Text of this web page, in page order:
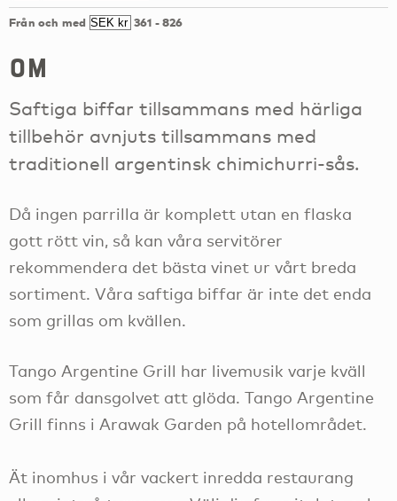
Från och med 361 -826
om
Saftiga biffar tillsammans med härliga
tillbehör avnjuts tillsammans med
traditionell argentinsk chimichurri-sås.
Då ingen parrilla är komplett utan en flaska
gott rött vin, så kan våra servitörer
rekommendera det bästa vinet ur vårt breda
sortiment. Våra saftiga biffar är inte det enda
som grillas om kvällen.
Tango Argentine Grill har livemusik varje kväll
som får dansgolvet att glöda. Tango Argentine
Grill finns i Arawak Garden på hotellområdet.
Ät inomhus i vår vackert inredda restaurang